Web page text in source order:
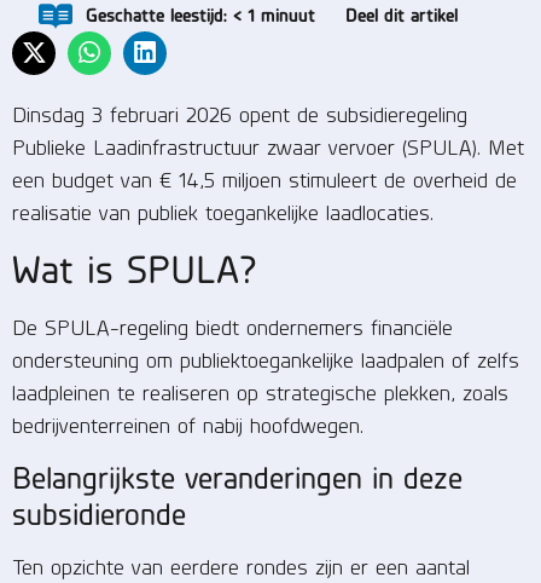
Geschatte leestijd: < 1 minuut Deel dit artikel
Dinsdag 3 februari 2026 opent de subsidieregeling
Publieke Laadinfrastructuur zwaar vervoer (SPULA). Met
een budget van € 14,5 miljoen stimuleert de overheid de
realisatie van publiek toegankelijke laadlocaties.
Wat is SPULA?
De SPULA-regeling biedt ondernemers financiële
ondersteuning om publiektoegankelijke laadpalen of zelfs
laadpleinen te realiseren op strategische plekken, zoals
bedrijventerreinen of nabij hoofdwegen.
Belangrijkste veranderingen in deze
subsidieronde
Ten opzichte van eerdere rondes zijn er een aantal